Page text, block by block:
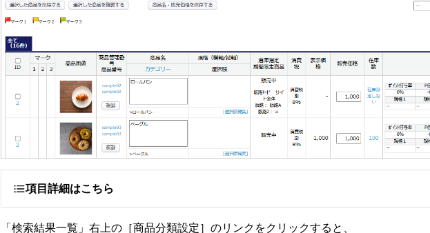
項目詳細はこちら
「検索結果一覧」右上の［商品分類設定］のリンクをクリックすると、